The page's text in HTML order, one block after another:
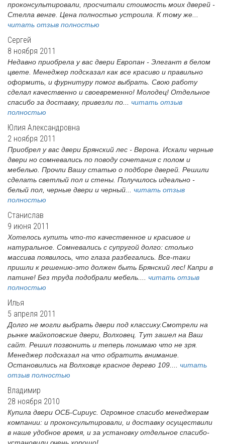
проконсультировали, просчитали стоимость моих дверей -
Стелла венге. Цена полностью устроила. К тому же...
читать отзыв полностью
Сергей
8 ноября 2011
Недавно приобрела у вас двери Европан - Элегант в белом
цвете. Менеджер подсказал как все красиво и правильно
оформить, и фурнитуру помог выбрать. Свою работу
сделал качественно и своевременно! Молодец! Отдельное
спасибо за доставку, привезли по... читать отзыв
полностью
Юлия Александровна
2 ноября 2011
Приобрел у вас двери Брянский лес - Верона. Искали черные
двери но сомневались по поводу сочетания с полом и
мебелью. Прочли Вашу статью о подборе дверей. Решили
сделать светлый пол и стены. Получилось идеально -
белый пол, черные двери и черный... читать отзыв
полностью
Станислав
9 июня 2011
Хотелось купить что-то качественное и красивое и
натуральное. Сомневались с супругой долго: столько
массива появилось, что глаза разбегались. Все-таки
пришли к решению-это должен быть Брянский лес! Капри в
патине! Без труда подобрали мебель.... читать отзыв
полностью
Илья
5 апреля 2011
Долго не могли выбрать двери под классику.Смотрели на
рынке майкоповские двери, Волховец. Тут зашел на Ваш
сайт. Решил позвонить и теперь понимаю что не зря.
Менеджер подсказал на что обратить внимание.
Остановились на Волховце красное дерево 109.... читать
отзыв полностью
Владимир
28 ноября 2010
Купила двери ОСБ-Сириус. Огромное спасибо менеджерам
компании: и проконсультировали, и доставку осуществили
в наше удобное время, и за установку отдельное спасибо-